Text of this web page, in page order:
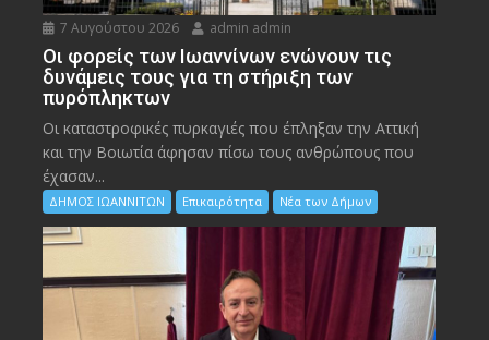
7 Αυγούστου 2026 admin admin
Οι φορείς των Ιωαννίνων ενώνουν τις
δυνάμεις τους για τη στήριξη των
πυρόπληκτων
Οι καταστροφικές πυρκαγιές που έπληξαν την Αττική
και την Bοιωτία άφησαν πίσω τους ανθρώπους που
έχασαν...
ΔΗΜΟΣ ΙΩΑΝΝΙΤΩΝ Επικαιρότητα Νέα των Δήμων